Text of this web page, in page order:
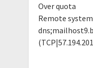
Over quota
Remote